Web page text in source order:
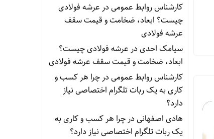
کارشناس روابط عمومیدر عرشه فولادی
چیست؟ ابعاد، ضخامت و قیمت سقف
عرشه فولادی
سیامک احدیدر عرشه فولادی چیست؟
ابعاد، ضخامت و قیمت سقف عرشه فولادی
کارشناس روابط عمومیدرچرا هر کسب‌ و
کاری به یک ربات تلگرام اختصاصی نیاز
دارد؟
هادی اصفهانیدرچرا هر کسب‌ و کاری به
یک ربات تلگرام اختصاصی نیاز دارد؟